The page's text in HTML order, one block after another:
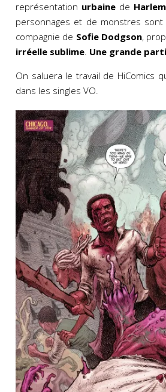
représentation urbainede Harlem
personnages et de monstres sont
compagnie de Sofie Dodgson,
irréelle sublime. Une grande
On saluera le travail de HiComics
dans les singles VO.